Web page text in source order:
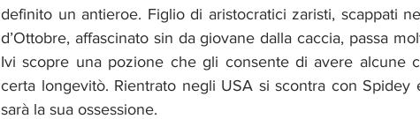
definito un antieroe. Figlio di aristocratici zaristi, scappati
d’Ottobre, affascinato sin da giovane dalla caccia, passa
Ivi scopre una pozione che gli consente di avere alcune
certa longevitò. Rientrato negli USA si scontra con
sarà la sua ossessione.